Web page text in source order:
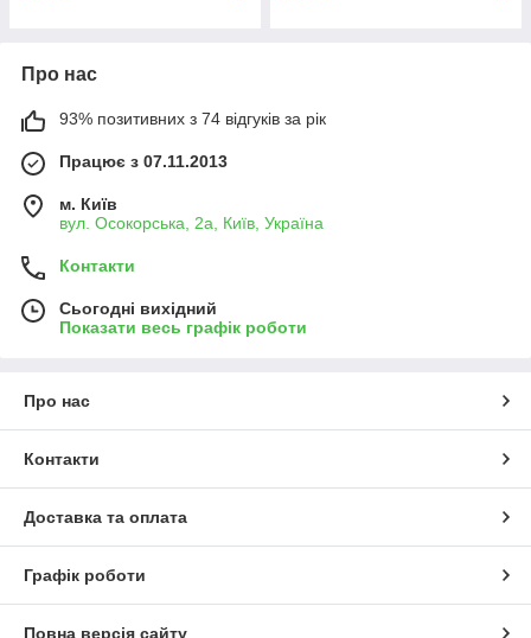
Про нас
93% позитивних з 74 відгуків за рік
Працює з 07.11.2013
м. Київ
вул. Осокорська, 2а, Київ, Україна
Контакти
Сьогодні вихідний
Показати весь графік роботи
Про нас
Контакти
Доставка та оплата
Графік роботи
Повна версія сайту